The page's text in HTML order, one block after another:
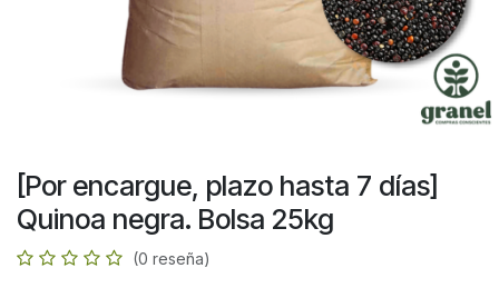
[Por encargue, plazo hasta 7 días]
Quinoa negra. Bolsa 25kg
(0 reseña)